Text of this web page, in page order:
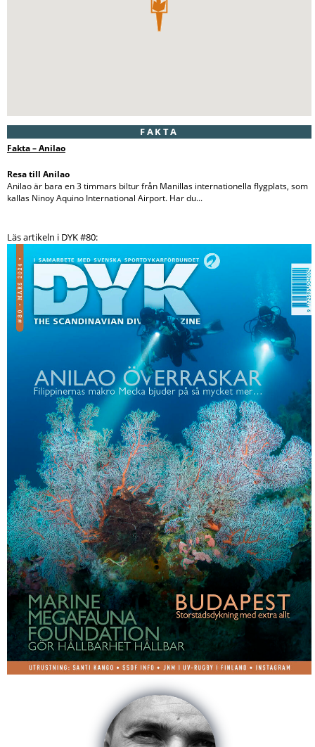
FAKTA
Fakta – Anilao
Resa till Anilao
Anilao är bara en 3 timmars biltur från Manillas internationella flygplats, som
kallas Ninoy Aquino International Airport. Har du...
Läs artikeln i DYK #80: